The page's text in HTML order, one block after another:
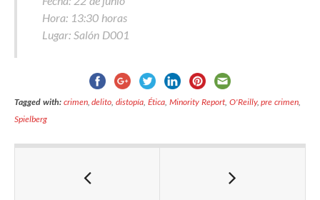
Hora: 13:30 horas
Lugar: Salón D001
Tagged with: crimen,delito,distopía,Ética, Minority Report, O'Reilly,pre crimen,
Spielberg